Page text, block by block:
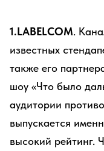
1.LABELCOM.
известных
также его
шоу «Что было
аудитории
выпускается
высокий рейтинг.